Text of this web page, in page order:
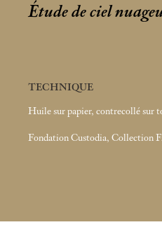
Étude de ciel
TECHNIQUE
Huile sur papier, contrecollé sur
Fondation Custodia, Collection